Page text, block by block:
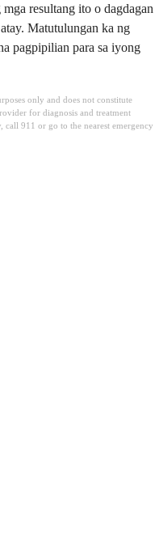
resultang ito o dagdagan
Matutulungan ka ng
pagpipilian para sa iyong
only and does not constitute
for diagnosis and treatment
911 or go to the nearest emergency